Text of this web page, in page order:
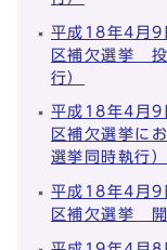
平成18年4月9
区補欠選挙 投
行）
平成18年4月9
区補欠選挙に
選挙同時執行）
平成18年4月9
区補欠選挙 開